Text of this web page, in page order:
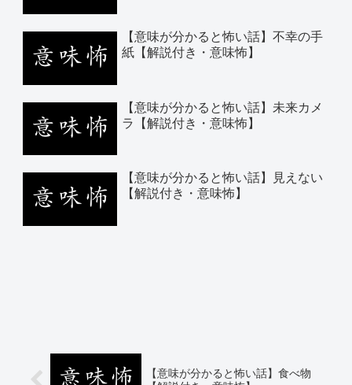
【意味が分かると怖い話】不幸の手
紙【解説付き・意味怖】
【意味が分かると怖い話】未来カメ
ラ【解説付き・意味怖】
【意味が分かると怖い話】見えない
【解説付き・意味怖】
【意味が分かると怖い話】食べ物